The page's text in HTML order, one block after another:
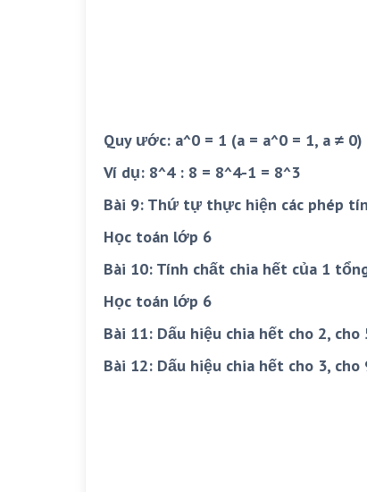
Quy ước: a^0 = 1 (a = a^0 = 1, a ≠ 0)
Ví dụ: 8^4 : 8 = 8^4-1 = 8^3
Bài 9: Thứ tự thực hiện các phép
Học toán lớp 6
Bài 10: Tính chất chia hết của 1
Học toán lớp 6
Bài 11: Dấu hiệu chia hết cho 2, cho
Bài 12: Dấu hiệu chia hết cho 3, cho